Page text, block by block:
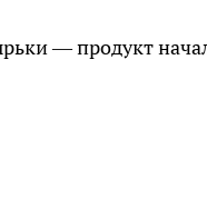
— продукт